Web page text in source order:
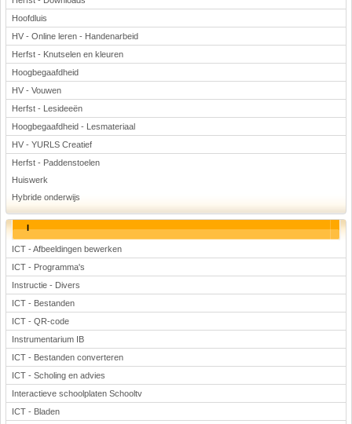
Hoofdluis
HV - Online leren - Handenarbeid
Herfst - Knutselen en kleuren
Hoogbegaafdheid
HV - Vouwen
Herfst - Lesideeën
Hoogbegaafdheid - Lesmateriaal
HV - YURLS Creatief
Herfst - Paddenstoelen
Huiswerk
Hybride onderwijs
I
ICT - Afbeeldingen bewerken
ICT - Programma's
Instructie - Divers
ICT - Bestanden
ICT - QR-code
Instrumentarium IB
ICT - Bestanden converteren
ICT - Scholing en advies
Interactieve schoolplaten Schooltv
ICT - Bladen